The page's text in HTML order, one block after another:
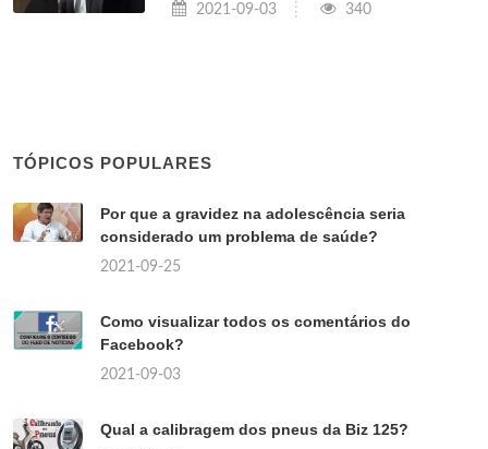
2021-09-03 340
TÓPICOS POPULARES
Por que a gravidez na adolescência seria
considerado um problema de saúde?
2021-09-25
Como visualizar todos os comentários do
Facebook?
2021-09-03
Qual a calibragem dos pneus da Biz 125?